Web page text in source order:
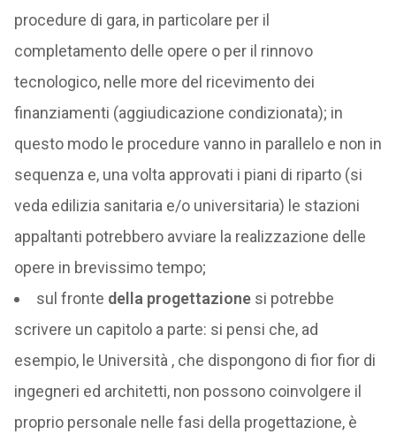
procedure di gara, in particolare per il
completamento delle opere o per il rinnovo
tecnologico, nelle more del ricevimento dei
finanziamenti (aggiudicazione condizionata); in
questo modo le procedure vanno in parallelo e non in
sequenza e, una volta approvati i piani di riparto (si
veda edilizia sanitaria e/o universitaria) le stazioni
appaltanti potrebbero avviare la realizzazione delle
opere in brevissimo tempo;
sul fronte della progettazionesi potrebbe
scrivere un capitolo a parte: si pensi che, ad
esempio, le Università , che dispongono di fior fior di
ingegneri ed architetti, non possono coinvolgere il
proprio personale nelle fasi della progettazione, è